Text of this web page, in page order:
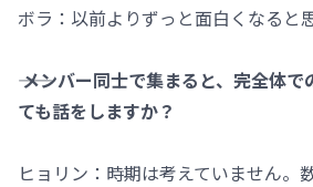
ボラ：以前よりずっと面白くなると
―― メンバー同士で集まると、完全体
ても話をしますか？
ヒョリン：時期は考えていません。